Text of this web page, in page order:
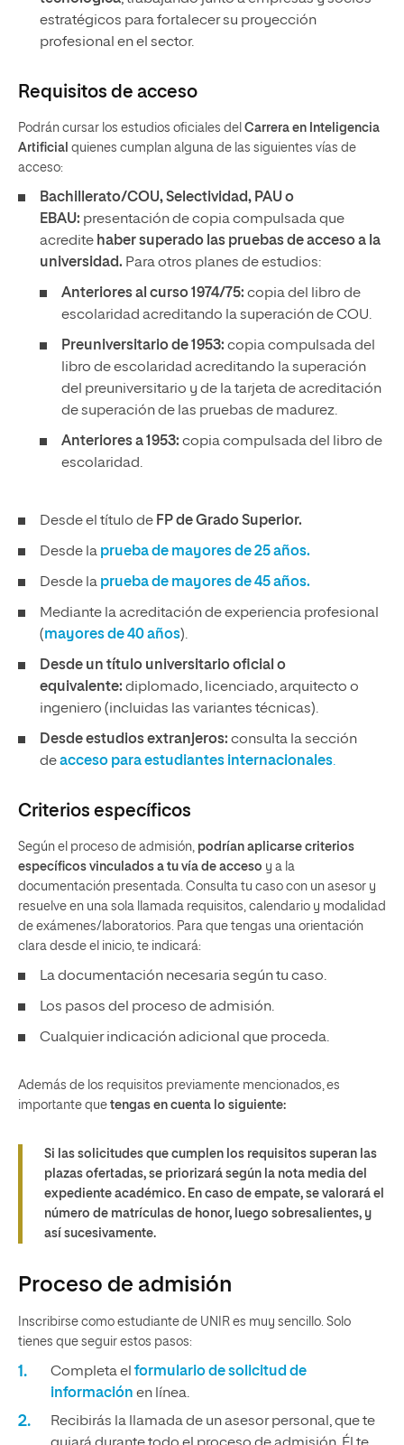
estratégicos para fortalecer su proyección
profesional en el sector.
Requisitos de acceso
Podrán cursar los estudios oficiales del Carrera en Inteligencia
Artificial quienes cumplan alguna de las siguientes vías de
acceso:
Bachillerato/COU, Selectividad, PAU o
EBAU: presentación de copia compulsada que
acredite haber superado las pruebas de acceso a la
universidad. Para otros planes de estudios:
Anteriores al curso 1974/75: copia del libro de
escolaridad acreditando la superación de COU.
Preuniversitario de 1953: copia compulsada del
libro de escolaridad acreditando la superación
del preuniversitario y de la tarjeta de acreditación
de superación de las pruebas de madurez.
Anteriores a 1953: copia compulsada del libro de
escolaridad.
Desde el título de FP de Grado Superior.
Desde la prueba de mayores de 25 años.
Desde la prueba de mayores de 45 años.
Mediante la acreditación de experiencia profesional
(mayores de 40 años).
Desde un título universitario oficial o
equivalente: diplomado, licenciado, arquitecto o
ingeniero (incluidas las variantes técnicas).
Desde estudios extranjeros: consulta la sección
deacceso para estudiantes internacionales.
Criterios específicos
Según el proceso de admisión, podrían aplicarse criterios
específicos vinculados a tu vía de acceso y a la
documentación presentada. Consulta tu caso con un asesor y
resuelve en una sola llamada requisitos, calendario y modalidad
de exámenes/laboratorios. Para que tengas una orientación
clara desde el inicio, te indicará:
La documentación necesaria según tu caso.
Los pasos del proceso de admisión.
Cualquier indicación adicional que proceda.
Además de los requisitos previamente mencionados, es
importante que tengas en cuenta lo siguiente:
Si las solicitudes que cumplen los requisitos superan las
plazas ofertadas, se priorizará según la nota media del
expediente académico. En caso de empate, se valorará el
número de matrículas de honor, luego sobresalientes, y
así sucesivamente.
Proceso de admisión
Inscribirse como estudiante de UNIR es muy sencillo. Solo
tienes que seguir estos pasos:
Completa el formulario de solicitud de
información en línea.
Recibirás la llamada de un asesor personal, que te